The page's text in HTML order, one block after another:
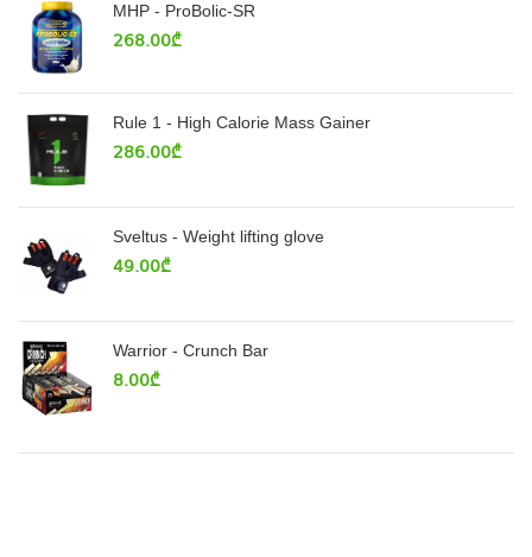
MHP - ProBolic-SR
268.00₾
Rule 1 - High Calorie Mass Gainer
286.00₾
Sveltus - Weight lifting glove
49.00₾
Warrior - Crunch Bar
8.00₾